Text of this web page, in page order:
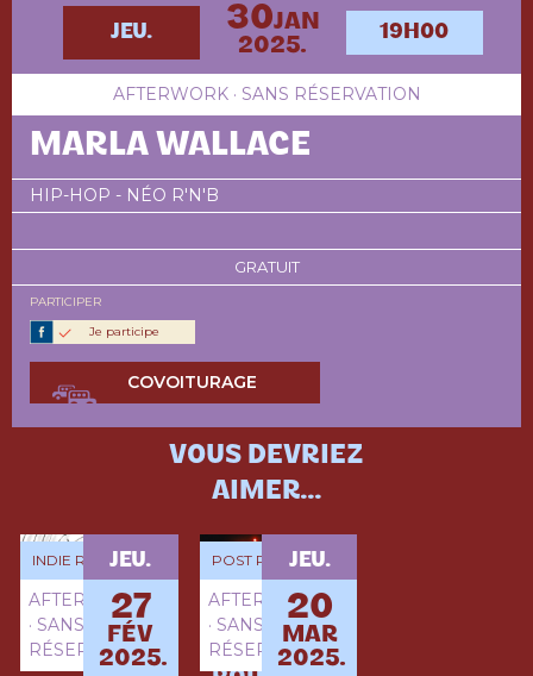
JEU. 30JAN
2025.
19H00
AFTERWORK · SANS RÉSERVATION
MARLA WALLACE
HIP-HOP - NÉO R'N'B
GRATUIT
PARTICIPER
Je participe
COVOITURAGE
VOUS DEVRIEZ
AIMER...
INDIE ROCK
AFTERWORK
· SANS
RÉSERVATION
JEU.
27
FÉV
2025.
OMEGA
POST PUNK - DUB
AFTERWORK
· SANS
RÉSERVATION
JEU.
20
MAR
2025.